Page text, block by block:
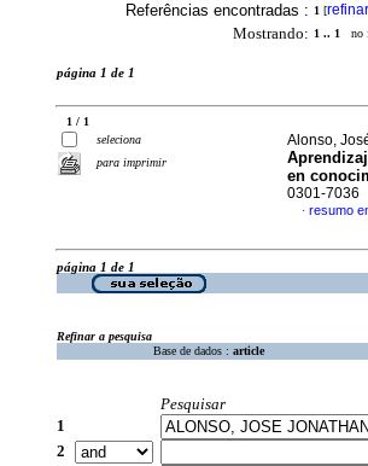
Referências encontradas : 1 [refinar
Mostrando: 1 .. 1 no
página 1 de 1
1 / 1
seleciona
para imprimir
Alonso,
en
0301-7036
· resumo
página 1 de 1
Refinar a pesquisa
Base de dados : article
Pesquisar
1
2